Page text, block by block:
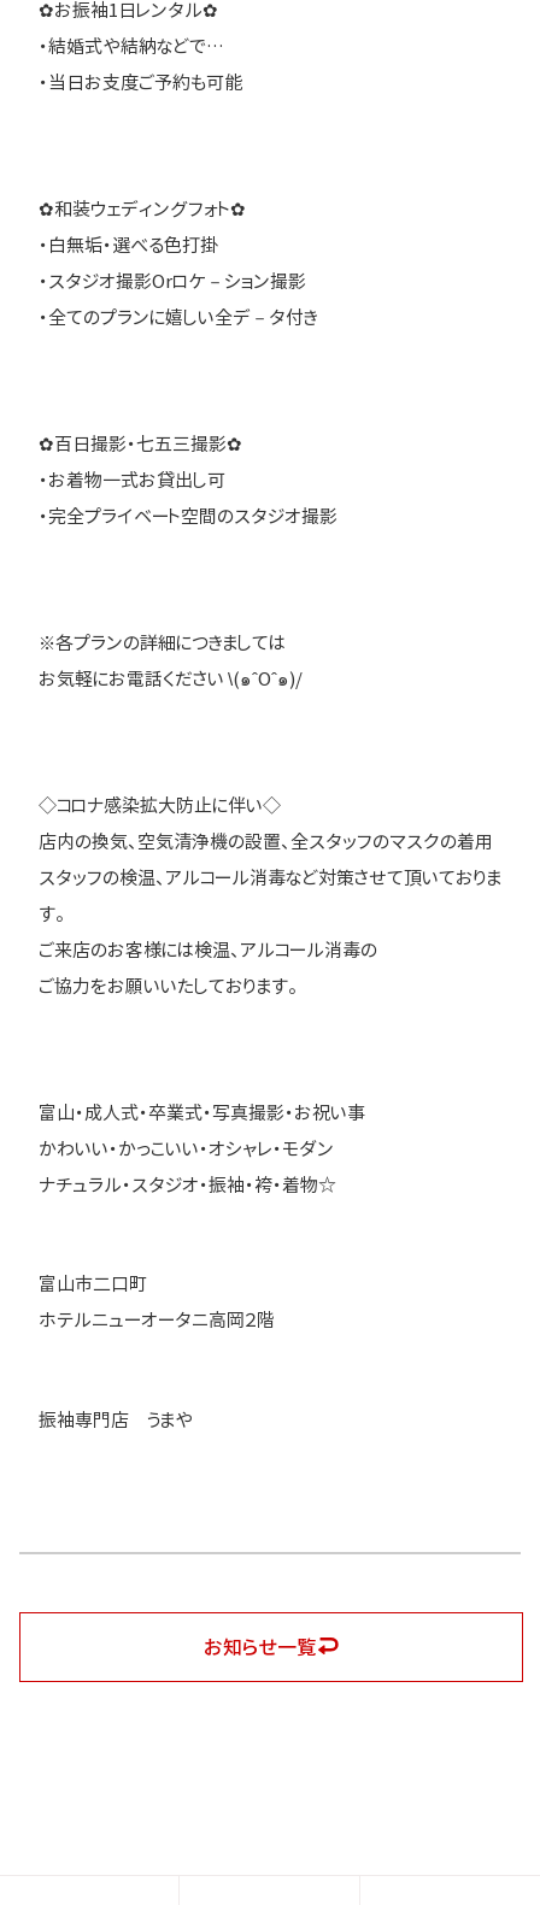
✿お振袖1日レンタル✿
・結婚式や結納などで…
・当日お支度ご予約も可能
✿和装ウェディングフォト✿
・白無垢・選べる色打掛
・スタジオ撮影Orロケ－ション撮影
・全てのプランに嬉しい全デ－タ付き
✿百日撮影・七五三撮影✿
・お着物一式お貸出し可
・完全プライベート空間のスタジオ撮影
※各プランの詳細につきましては
お気軽にお電話ください \(๑ˆOˆ๑)/
◇コロナ感染拡大防止に伴い◇
店内の換気、空気清浄機の設置、全スタッフのマスクの着用
スタッフの検温、アルコール消毒など対策させて頂いておりま
す。
ご来店のお客様には検温、アルコール消毒の
ご協力をお願いいたしております。
富山・成人式・卒業式・写真撮影・お祝い事
かわいい・かっこいい・オシャレ・モダン
ナチュラル・スタジオ・振袖・袴・着物☆
富山市二口町
ホテルニューオータニ高岡２階
振袖専門店 うまや
お知らせ一覧